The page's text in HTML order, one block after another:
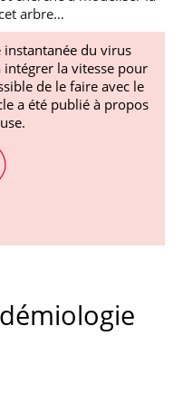
arbre…
du virus
la vitesse pour
de le faire avec le
a été publié à propos